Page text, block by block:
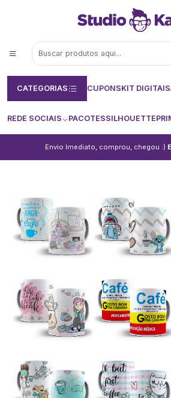
CATEGORIAS CUPONSKIT DIGITAIS
REDE SOCIAIS PACOTESSILHOUETTE
Envio Imediato, comprou, chegou :)